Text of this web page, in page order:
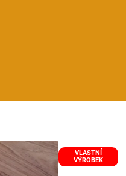
VLASTNÍ
VÝROBEK